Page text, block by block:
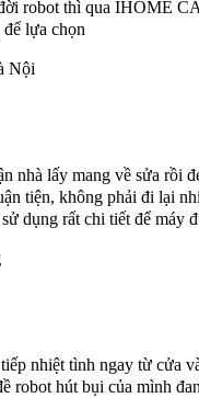
robot thì qua IHOME
lựa chọn
Nội
nhà lấy mang về sửa rồi
tiện, không phải đi lại
dụng rất chi tiết để máy
nhiệt tình ngay từ cửa
robot hút bụi của mình